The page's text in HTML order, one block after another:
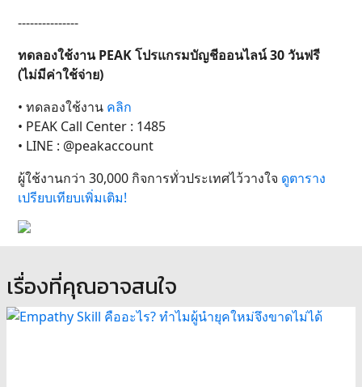
---------------
ทดลองใช้งาน PEAK โปรแกรมบัญชีออนไลน์ 30 วันฟรี
(ไม่มีค่าใช้จ่าย)
• ทดลองใช้งาน คลิก
• PEAK Call Center : 1485
• LINE : @peakaccount
ผู้ใช้งานกว่า 30,000 กิจการทั่วประเทศไว้วางใจ ดูตาราง
เปรียบเทียบเพิ่มเติม!
เรื่องที่คุณอาจสนใจ